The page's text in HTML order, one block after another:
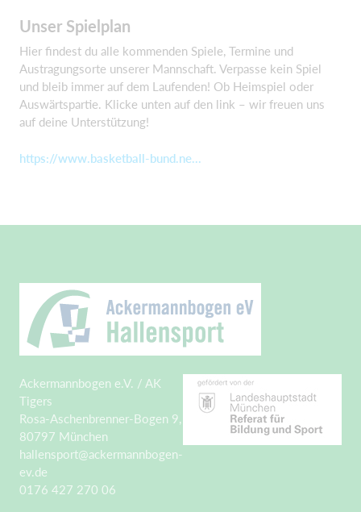
Unser Spielplan
Hier findest du alle kommenden Spiele, Termine und
Austragungsorte unserer Mannschaft. Verpasse kein Spiel
und bleib immer auf dem Laufenden! Ob Heimspiel oder
Auswärtspartie. Klicke unten auf den link – wir freuen uns
auf deine Unterstützung!
https://www.basketball-bund.ne...
Ackermannbogen e.V. / AK
Tigers
Rosa-Aschenbrenner-Bogen 9,
80797 München
hallensport@ackermannbogen-
ev.de
0176 427 270 06